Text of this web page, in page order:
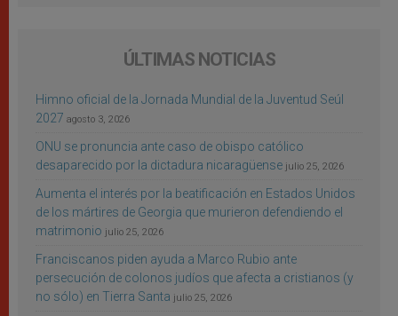
ÚLTIMAS NOTICIAS
Himno oficial de la Jornada Mundial de la Juventud Seúl
2027 agosto 3, 2026
ONU se pronuncia ante caso de obispo católico
desaparecido por la dictadura nicaragüense julio 25, 2026
Aumenta el interés por la beatificación en Estados Unidos
de los mártires de Georgia que murieron defendiendo el
matrimonio julio 25, 2026
Franciscanos piden ayuda a Marco Rubio ante
persecución de colonos judíos que afecta a cristianos (y
no sólo) en Tierra Santa julio 25, 2026